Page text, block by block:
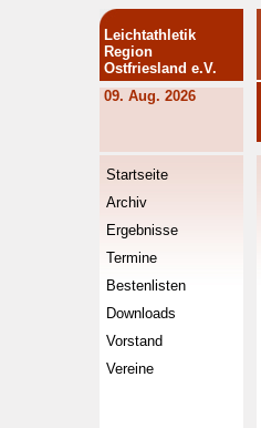
Leichtathletik
Region
Ostfriesland e.V.
09. Aug. 2026
Startseite
Archiv
Ergebnisse
Termine
Bestenlisten
Downloads
Vorstand
Vereine